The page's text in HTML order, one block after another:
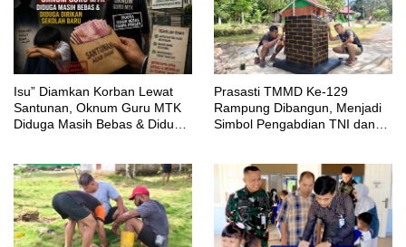
‎Isu” Diamkan Korban Lewat
Santunan, Oknum Guru MTK
Diduga Masih Bebas & Diduga
Prasasti TMMD Ke-129
Rampung Dibangun, Menjadi
Simbol Pengabdian TNI dan